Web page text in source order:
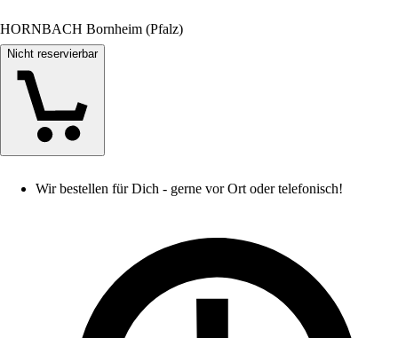
HORNBACH Bornheim (Pfalz)
Nicht reservierbar
Wir bestellen für Dich - gerne vor Ort oder telefonisch!